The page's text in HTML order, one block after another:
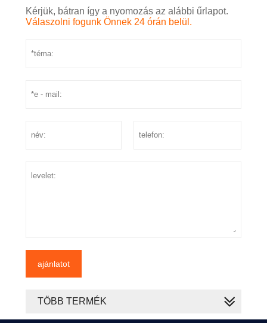
Kérjük, bátran így a nyomozás az alábbi űrlapot.
Válaszolni fogunk Önnek 24 órán belül.
ajánlatot
TÖBB TERMÉK